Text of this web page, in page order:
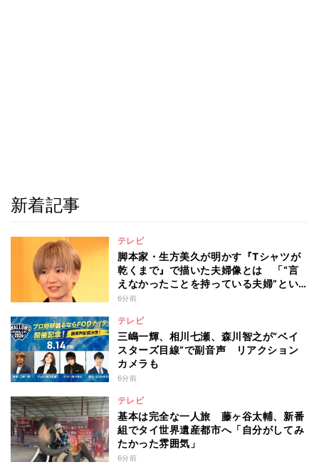
新着記事
テレビ
脚本家・生方美久が明かす『Tシャツが
乾くまで』で描いた夫婦像とは 「“言
えなかったことを持っている夫婦”とい
うのは面白いかも」
6分前
テレビ
三嶋一輝、相川七瀬、森川智之が“ベイ
スターズ目線”で副音声 リアクション
カメラも
6分前
テレビ
基本は完全な一人旅 藤ヶ谷太輔、新番
組でタイ世界遺産都市へ「自分がしてみ
たかった雰囲気」
6分前